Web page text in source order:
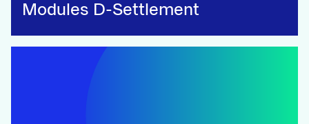
Modules D-Settlement